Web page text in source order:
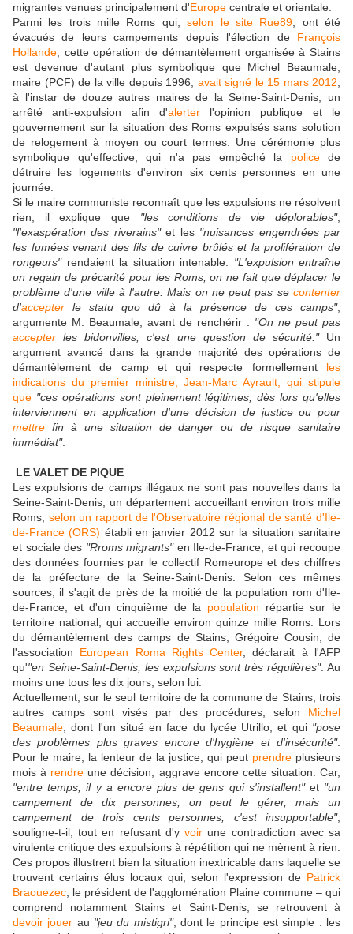
migrantes venues principalement d'Europe centrale et orientale.
Parmi les trois mille Roms qui,selon le site Rue89 , ont été
évacués de leurs campements depuis l'élection de François
Hollande , cette opération de démantèlement organisée à Stains
est devenue d'autant plus symbolique que Michel Beaumale,
maire (PCF) de la ville depuis 1996, avait signé le 15 mars 2012
à l'instar de douze autres maires de la Seine-Saint-Denis, un
arrêté anti-expulsion afin d'alerterl'opinion publique et le
gouvernement sur la situation des Roms expulsés sans solution
de relogement à moyen ou court termes. Une cérémonie plus
symbolique qu'effective, qui n'a pas empêché la policede
détruire les logements d'environ six cents personnes en une
journée.
Si le maire communiste reconnaît que les expulsions ne résolvent
rien, il explique que "les conditions de vie déplorables",
"l'exaspération des riverains"et les "nuisances engendrées par
les fumées venant des fils de cuivre brûlés et la prolifération de
rongeurs"rendaient la situation intenable. "L'expulsion entraîne
un regain de précarité pour les Roms, on ne fait que déplacer le
problème d'une ville à l'autre. Mais on ne peut pas se contenter
d'accepter le statu quo dû à la présence de ces camps",
argumente M. Beaumale, avant de renchérir : "On ne peut pas
accepter les bidonvilles, c'est une question de sécurité."Un
argument avancé dans la grande majorité des opérations de
démantèlement de camp et qui respecte formellement les
indications du premier ministre, Jean-Marc Ayrault, qui stipule
que "ces opérations sont pleinement légitimes, dès lors qu'elles
interviennent en application d'une décision de justice ou pour
mettre fin à une situation de danger ou de risque sanitaire
immédiat".
LE VALET DE PIQUE
Les expulsions de camps illégaux ne sont pas nouvelles dans la
Seine-Saint-Denis, un département accueillant environ trois mille
Roms, selon un rapport de l'Observatoire régional de santé d'Ile-
de-France (ORS) établi en janvier 2012 sur la situation sanitaire
et sociale des "Rroms migrants"en Ile-de-France, et qui recoupe
des données fournies par le collectif Romeurope et des chiffres
de la préfecture de la Seine-Saint-Denis. Selon ces mêmes
sources, il s'agit de près de la moitié de la population rom d'Ile-
de-France, et d'un cinquième de la population répartie sur le
territoire national, qui accueille environ quinze mille Roms. Lors
du démantèlement des camps de Stains, Grégoire Cousin, de
l'association European Roma Rights Center, déclarait à l'AFP
qu'"en Seine-Saint-Denis, les expulsions sont très régulières". Au
moins une tous les dix jours, selon lui.
Actuellement, sur le seul territoire de la commune de Stains, trois
autres camps sont visés par des procédures, selon Michel
Beaumale , dont l'un situé en face du lycée Utrillo, et qui "pose
des problèmes plus graves encore d'hygiène et d'insécurité".
Pour le maire, la lenteur de la justice, qui peut prendre plusieurs
mois à rendre une décision, aggrave encore cette situation. Car,
"entre temps, il y a encore plus de gens qui s'installent"et "un
campement de dix personnes, on peut le gérer, mais un
campement de trois cents personnes, c'est insupportable",
souligne-t-il, tout en refusant d'yvoir une contradiction avec sa
virulente critique des expulsions à répétition qui ne mènent à rien.
Ces propos illustrent bien la situation inextricable dans laquelle se
trouvent certains élus locaux qui, selon l'expression de Patrick
Braouezec , le président de l'agglomération Plaine commune – qui
comprend notamment Stains et Saint-Denis, se retrouvent à
devoir jouer au "jeu du mistigri", dont le principe est simple : les